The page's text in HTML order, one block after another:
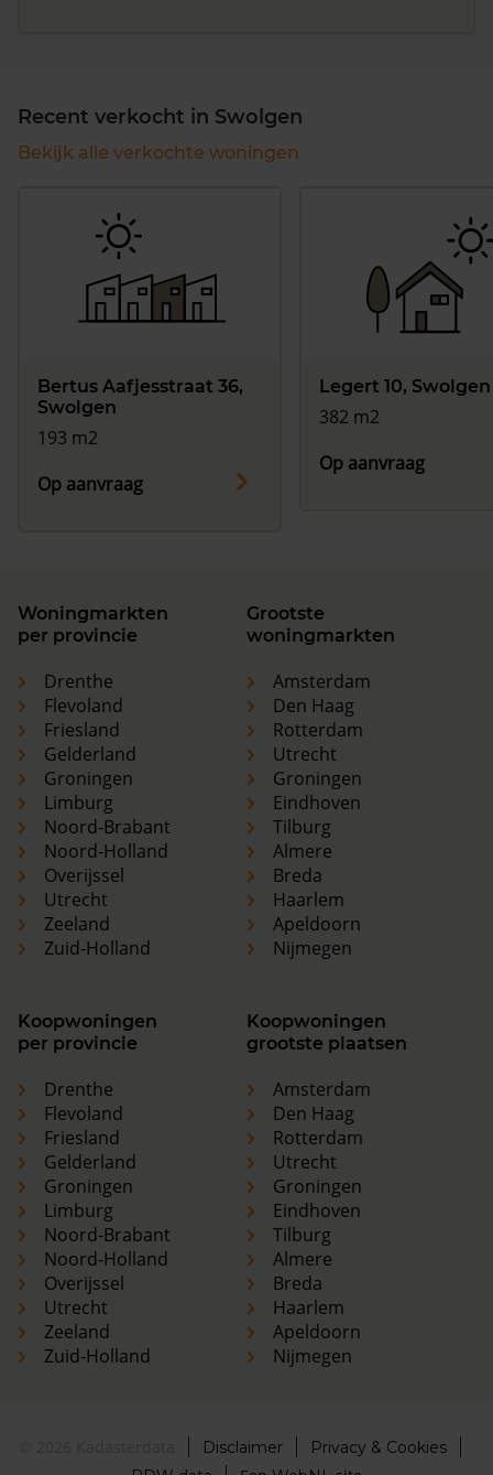
Recent verkocht in Swolgen
Bekijk alle verkochte woningen
Bertus Aafjesstraat 36,
Swolgen
193 m2
Op aanvraag
Legert 10, Swolgen
382 m2
Op aanvraag
Woningmarkten
per provincie
Drenthe
Flevoland
Friesland
Gelderland
Groningen
Limburg
Noord-Brabant
Noord-Holland
Overijssel
Utrecht
Zeeland
Zuid-Holland
Grootste
woningmarkten
Amsterdam
Den Haag
Rotterdam
Utrecht
Groningen
Eindhoven
Tilburg
Almere
Breda
Haarlem
Apeldoorn
Nijmegen
Koopwoningen
per provincie
Drenthe
Flevoland
Friesland
Gelderland
Groningen
Limburg
Noord-Brabant
Noord-Holland
Overijssel
Utrecht
Zeeland
Zuid-Holland
Koopwoningen
grootste plaatsen
Amsterdam
Den Haag
Rotterdam
Utrecht
Groningen
Eindhoven
Tilburg
Almere
Breda
Haarlem
Apeldoorn
Nijmegen
Disclaimer
Privacy & Cookies